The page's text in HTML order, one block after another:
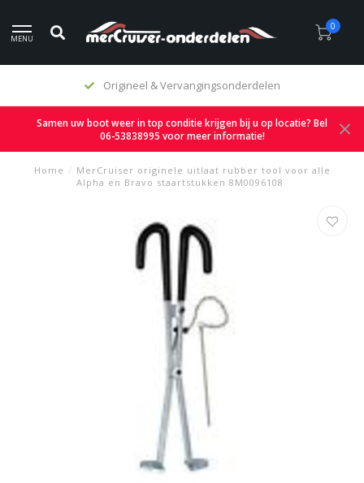
MENU
0
Origineel & Vervangingsonderdelen
Samen uw boot weer in top conditie krijgen bij u op locatie? Bel
06-53838995 voor meer informatie!
Home / MerCruiser originele uitlaat rubber tool voor alle
Alpha en Bravo staartstukken 8M0096108